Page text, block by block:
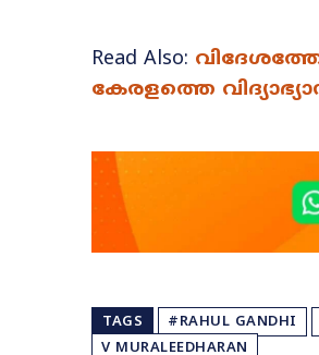
Read Also:
കേരളത്തെ
TAGS #RAHUL GANDHI
V MURALEEDHARAN